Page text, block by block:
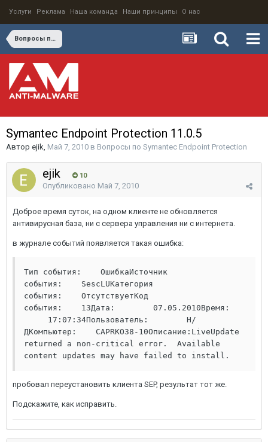
Услуги Реклама Наша команда Наши принципы О нас
Вопросы по Symantec Endpoint Protection
Symantec Endpoint Protection 11.0.5
Автор ejik, Май 7, 2010 в Вопросы по Symantec Endpoint Protection
ejik 10
Опубликовано Май 7, 2010
Доброе время суток, на одном клиенте не обновляется
антивирусная база, ни с сервера управления ни с интернета.
в журнале событий появляется такая ошибка:
Тип события:    ОшибкаИсточник
события:    SescLUКатегория
события:    ОтсутствуетКод
события:    13Дата:        07.05.2010Время:
17:07:34Пользователь:        Н/
ДКомпьютер:    CAPRKO38-10Описание:LiveUpdate
returned a non-critical error.  Available
content updates may have failed to install.
пробовал переустановить клиента SEP, результат тот же.
Подскажите, как исправить.